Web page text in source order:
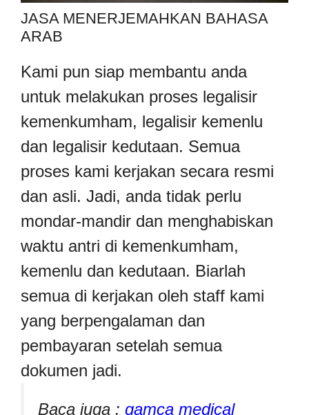
JASA MENERJEMAHKAN BAHASA
ARAB
Kami pun siap membantu anda
untuk melakukan proses legalisir
kemenkumham, legalisir kemenlu
dan legalisir kedutaan. Semua
proses kami kerjakan secara resmi
dan asli. Jadi, anda tidak perlu
mondar-mandir dan menghabiskan
waktu antri di kemenkumham,
kemenlu dan kedutaan. Biarlah
semua di kerjakan oleh staff kami
yang berpengalaman dan
pembayaran setelah semua
dokumen jadi.
Baca juga : gamca medical